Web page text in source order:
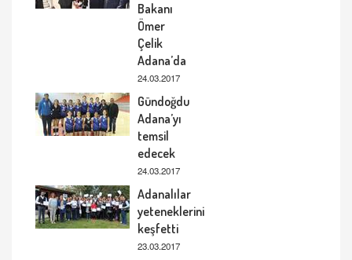
Bakanı
Ömer
Çelik
Adana’da
24.03.2017
Gündoğdu
Adana’yı
temsil
edecek
24.03.2017
Adanalılar
yeteneklerini
keşfetti
23.03.2017